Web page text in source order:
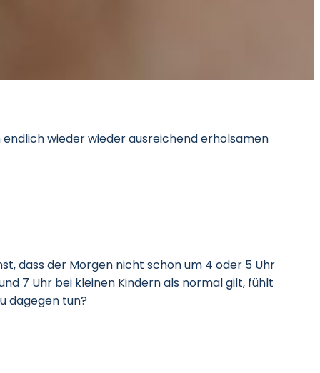
wieder wieder ausreichend erholsamen
dass der Morgen nicht schon um 4 oder 5 Uhr
7 Uhr bei kleinen Kindern als normal gilt, fühlt
dagegen tun?